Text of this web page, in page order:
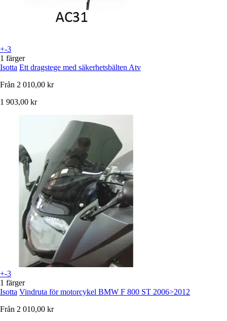
+-3
1 färger
Isotta Ett dragstege med säkerhetsbälten Atv
Från 2 010,00 kr
1 903,00 kr
+-3
1 färger
Isotta Vindruta för motorcykel BMW F 800 ST 2006>2012
Från 2 010,00 kr